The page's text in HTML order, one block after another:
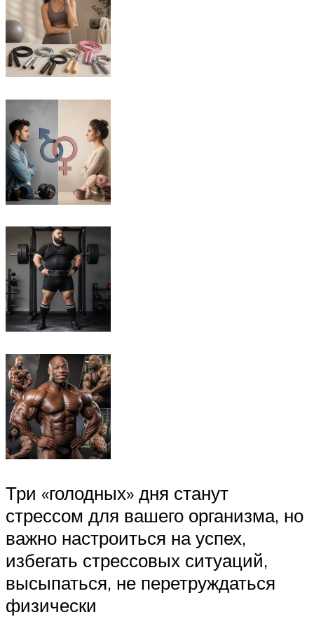
Три «голодных» дня станут
стрессом для вашего организма, но
важно настроиться на успех,
избегать стрессовых ситуаций,
высыпаться, не перетруждаться
физически